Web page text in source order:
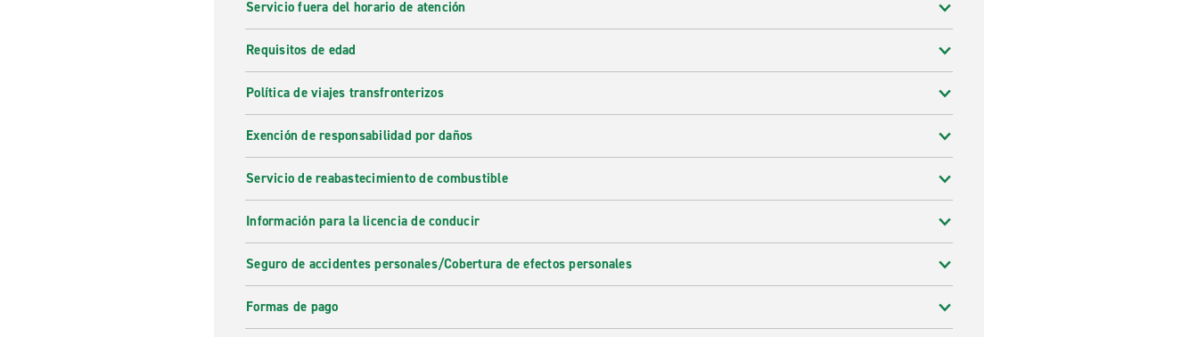
Servicio fuera del horario de atención
Requisitos de edad
Política de viajes transfronterizos
Exención de responsabilidad por daños
Servicio de reabastecimiento de combustible
Información para la licencia de conducir
Seguro de accidentes personales/Cobertura de efectos personales
Formas de pago